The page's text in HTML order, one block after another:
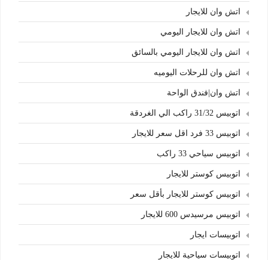
اتش وان للايجار
اتش وان للايجار اليومي
اتش وان للايجار اليومي بالسائق
اتش وان للرحلات اليوميه
اتش وان|فندق الواحة
اتوبيس 31/32 راكب الي الغردقة
اتوبيس 33 فرد اقل سعر للايجار
اتوبيس سياحي 33 راكب
اتوبيس كوستر للايجار
اتوبيس كوستر للايجار بأقل سعر
اتوبيس مرسيدس 600 للايجار
اتوبيسات ايجار
اتوبيسات سياحية للايجار